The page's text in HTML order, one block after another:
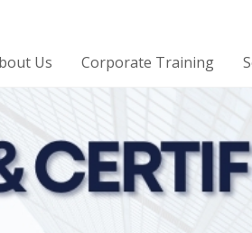
Us Corporate Training